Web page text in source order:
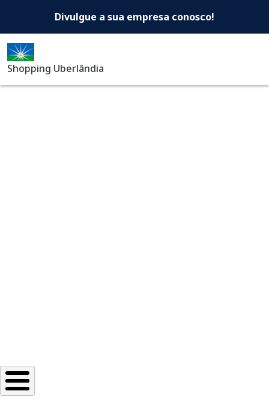
Shopping Uberlândia -
Divulgue a sua empresa conosco!
Shopping Uberlândia